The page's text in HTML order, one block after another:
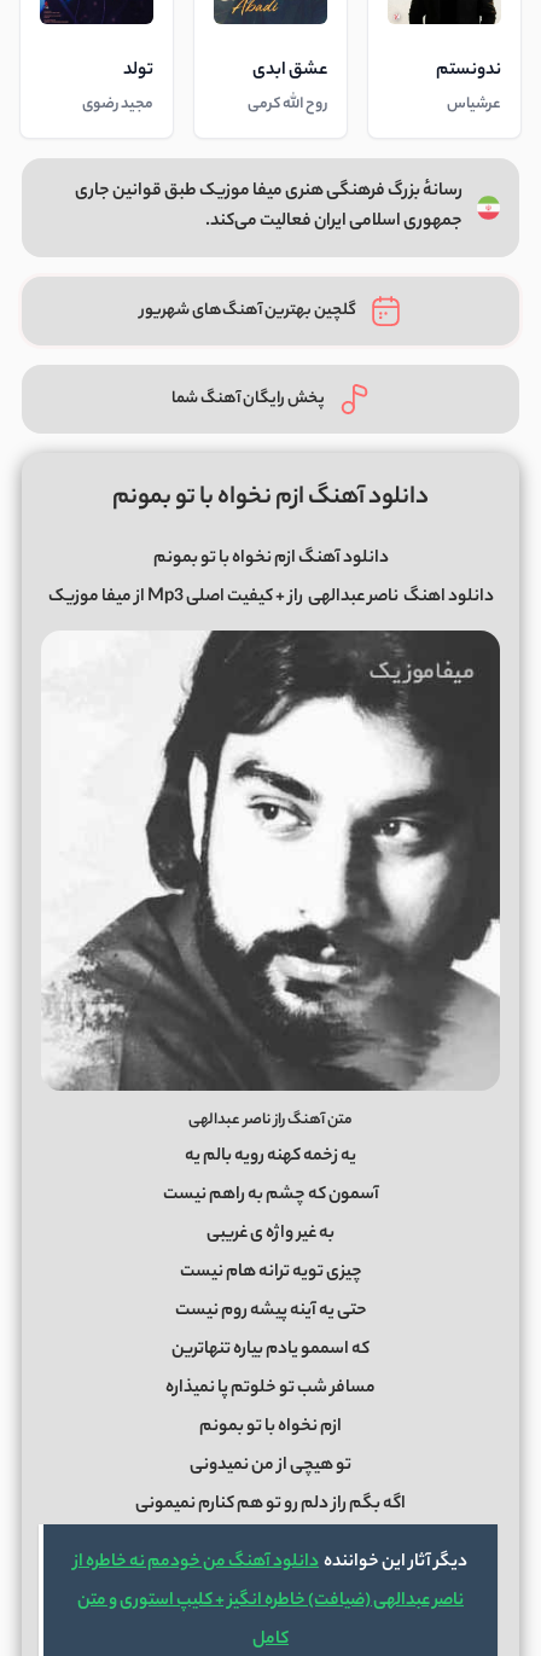
ندونستم
عرشیاس
عشق ابدی
روح الله کرمی
تولد
مجید رضوی
رسانهٔ بزرگ فرهنگی هنری میفا موزیک طبق قوانین جاری
جمهوری اسلامی ایران فعالیت می‌کند.
گلچین بهترین آهنگ‌های شهریور
پخش رایگان آهنگ شما
دانلود آهنگ ازم نخواه با تو بمونم
دانلود آهنگ ازم نخواه با تو بمونم
دانلود اهنگناصر عبدالهی راز + کیفیت اصلی Mp3 از میفا موزیک
متن آهنگ راز ناصر عبدالهی
یه زخمه کهنه رویه بالم یه
آسمون که چشم به راهم نیست
به غیر واژه ی غریبی
چیزی تویه ترانه هام نیست
حتی یه آینه پیشه روم نیست
که اسممو یادم بیاره تنهاترین
مسافر شب تو خلوتم پا نمیذاره
ازم نخواه با تو بمونم
تو هیچی از من نمیدونی
اگه بگم راز دلم رو تو هم کنارم نمیمونی
دیگر آثار این خوانندهدانلود آهنگ من خودمم نه خاطره از
ناصر عبدالهی (ضیافت) خاطره انگیز + کلیپ استوری و متن
کامل